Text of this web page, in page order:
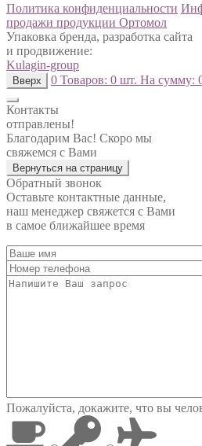
Политика конфиденциальности
продажи продукции Ортомол
Упаковка бренда, разработка сайта
и продвижение:
Kulagin-group
Вверх 0 Товаров: 0 шт. На сумму:
Контакты
отправлены!
Благодарим Вас! Скоро мы
свяжемся с Вами
Вернуться на страницу
Обратный звонок
Оставьте контактные данные,
наш менеджер свяжется с Вами
в самое ближайшее время
Пожалуйста, докажите, что вы